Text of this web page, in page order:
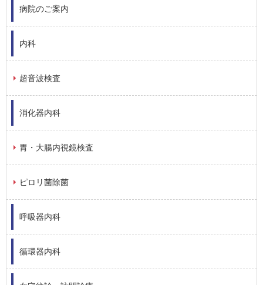
病院のご案内
内科
超音波検査
消化器内科
胃・大腸内視鏡検査
ピロリ菌除菌
呼吸器内科
循環器内科